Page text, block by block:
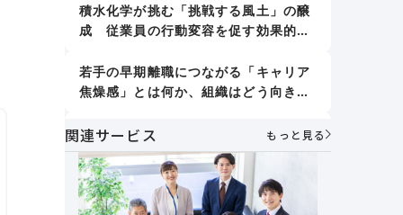
人格形成に影響する7つの要素｜「大
紹介
新人教育における効果的な仕事の教え
積水化学が挑む「挑戦する風土」の醸
成 従業員の行動変容を促す効果的な
若手の早期離職につながる「キャリア
焦燥感」とは何か、組織はどう向き合
AIメンター×1on1で実現する次世代マ
ネジメント～「個性を活かし合う」組
織づくりの実践～
社員が自ら考え、動く力を育む。人財
関連サービス もっと見る